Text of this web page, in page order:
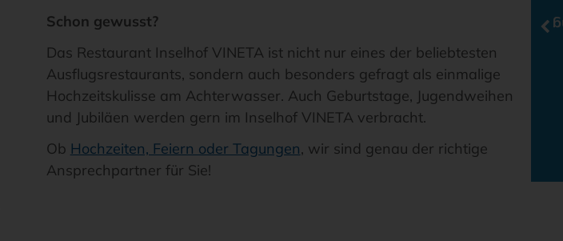
Schon gewusst?
Das Restaurant Inselhof VINETA ist nicht nur eines der beliebtesten
Ausflugsrestaurants, sondern auch besonders gefragt als einmalige
Hochzeitskulisse am Achterwasser. Auch Geburtstage, Jugendweihen
und Jubiläen werden gern im Inselhof VINETA verbracht.
Ob Hochzeiten, Feiern oder Tagungen, wir sind genau der richtige
Ansprechpartner für Sie!